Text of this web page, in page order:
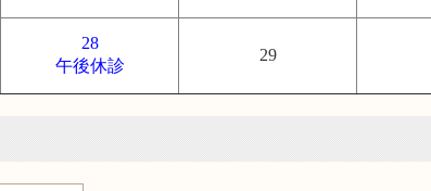
28
午後休診
29